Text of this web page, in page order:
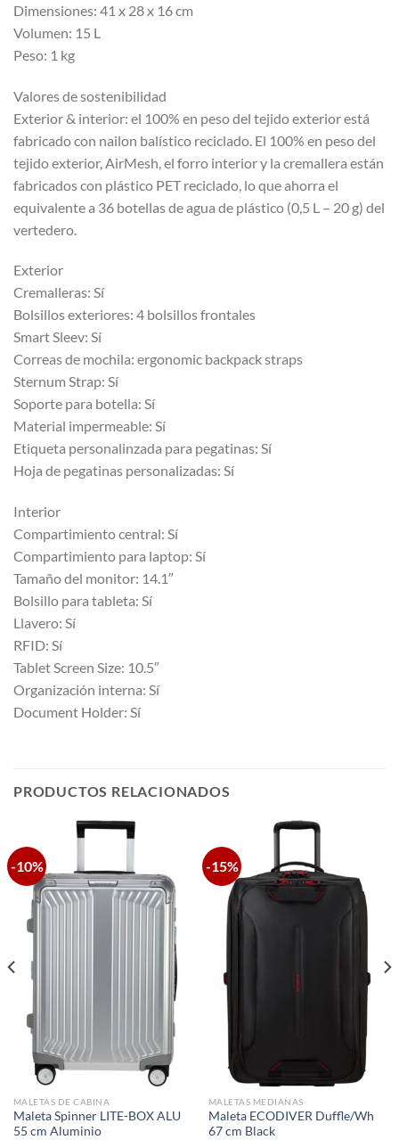
Dimensiones: 41 x 28 x 16 cm
Volumen: 15 L
Peso: 1 kg
Valores de sostenibilidad
Exterior & interior: el 100% en peso del tejido exterior está
fabricado con nailon balístico reciclado. El 100% en peso del
tejido exterior, AirMesh, el forro interior y la cremallera están
fabricados con plástico PET reciclado, lo que ahorra el
equivalente a 36 botellas de agua de plástico (0,5 L – 20 g) del
vertedero.
Exterior
Cremalleras: Sí
Bolsillos exteriores: 4 bolsillos frontales
Smart Sleev: Sí
Correas de mochila: ergonomic backpack straps
Sternum Strap: Sí
Soporte para botella: Sí
Material impermeable: Sí
Etiqueta personalinzada para pegatinas: Sí
Hoja de pegatinas personalizadas: Sí
Interior
Compartimiento central: Sí
Compartimiento para laptop: Sí
Tamaño del monitor: 14.1″
Bolsillo para tableta: Sí
Llavero: Sí
RFID: Sí
Tablet Screen Size: 10.5″
Organización interna: Sí
Document Holder: Sí
PRODUCTOS RELACIONADOS
-10%
MALETAS DE CABINA
Maleta Spinner LITE-BOX ALU
55 cm Aluminio
-15%
MALETAS MEDIANAS
Maleta ECODIVER Duffle/Wh
67 cm Black